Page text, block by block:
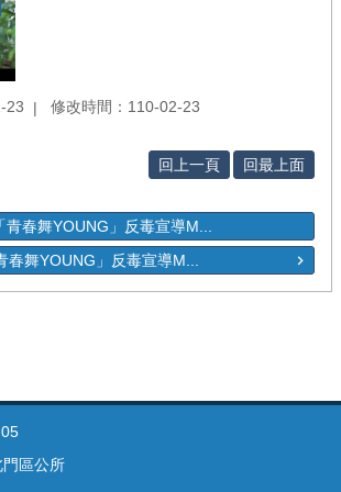
23 修改時間：110-02-23
回上一頁 回最上面
「青春舞YOUNG」反毒宣導M...
春舞YOUNG」反毒宣導M...
區公所